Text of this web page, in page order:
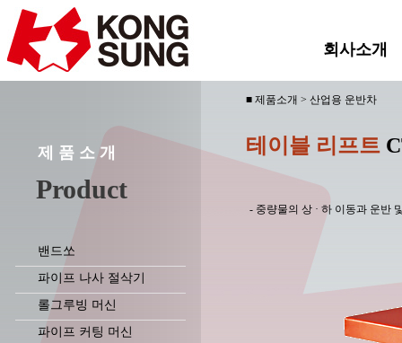
회사소개
제 품 소 개
Product
밴드쏘
파이프 나사 절삭기
롤그루빙 머신
파이프 커팅 머신
■ 제품소개 > 산업용 운반차
테이블 리프트
- 중량물의 상 · 하 이동과 운반